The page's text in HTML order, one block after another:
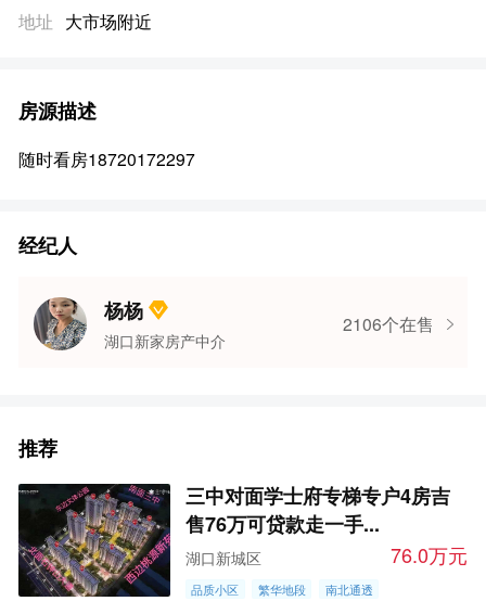
地址 大市场附近
房源描述
随时看房18720172297
经纪人
杨杨
湖口新家房产中介
2106个在售
推荐
三中对面学士府专梯专户4房吉
售76万可贷款走一手...
湖口新城区 76.0万元
品质小区 繁华地段 南北通透